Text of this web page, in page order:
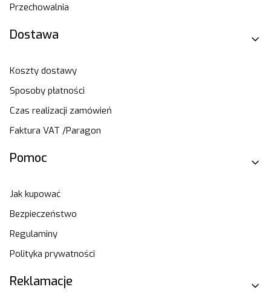
Przechowalnia
Dostawa
Koszty dostawy
Sposoby płatności
Czas realizacji zamówień
Faktura VAT /Paragon
Pomoc
Jak kupować
Bezpieczeństwo
Regulaminy
Polityka prywatności
Reklamacje